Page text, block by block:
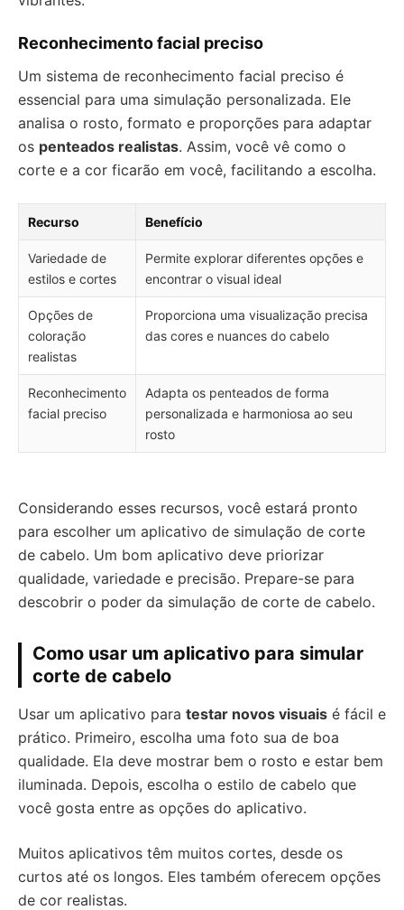
Reconhecimento facial preciso
Um sistema de reconhecimento facial preciso é
essencial para uma simulação personalizada. Ele
analisa o rosto, formato e proporções para adaptar
os penteados realistas. Assim, você vê como o
corte e a cor ficarão em você, facilitando a escolha.
Recurso Benefício
Variedade de
estilos e cortes
Permite explorar diferentes opções e
encontrar o visual ideal
Opções de
coloração
realistas
Proporciona uma visualização precisa
das cores e nuances do cabelo
Reconhecimento
facial preciso
Adapta os penteados de forma
personalizada e harmoniosa ao seu
rosto
Considerando esses recursos, você estará pronto
para escolher um aplicativo de simulação de corte
de cabelo. Um bom aplicativo deve priorizar
qualidade, variedade e precisão. Prepare-se para
descobrir o poder da simulação de corte de cabelo.
Como usar um aplicativo para simular
corte de cabelo
Usar um aplicativo para testar novos visuais é fácil e
prático. Primeiro, escolha uma foto sua de boa
qualidade. Ela deve mostrar bem o rosto e estar bem
iluminada. Depois, escolha o estilo de cabelo que
você gosta entre as opções do aplicativo.
Muitos aplicativos têm muitos cortes, desde os
curtos até os longos. Eles também oferecem opções
de cor realistas.